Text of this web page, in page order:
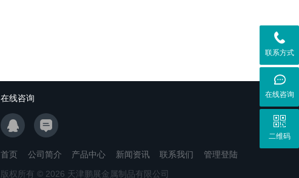
在线咨询
首页 公司简介 产品中心 新闻资讯 联系我们
管理登陆
版权所有 © 2026 天津鹏展金属制品有限公司
联系方式
在线咨询
二维码